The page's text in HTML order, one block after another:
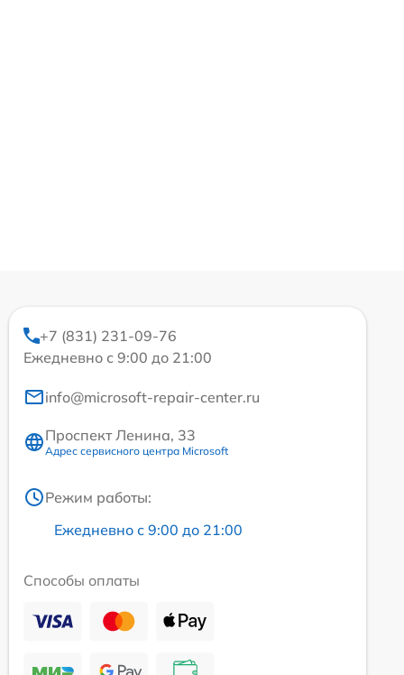
+7 (831) 231-09-76
Ежедневно с 9:00 до 21:00
info@microsoft-repair-center.ru
Проспект Ленина, 33
Адрес сервисного центра Microsoft
Режим работы:
Ежедневно с 9:00 до 21:00
Способы оплаты